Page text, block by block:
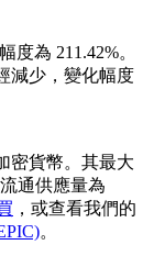
度為 211.42%。
減少，變化幅度
密貨幣。其最大
通供應量為
，或查看我們的
。